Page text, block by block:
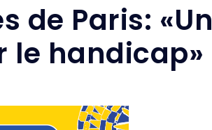
de Paris: «Un
le handicap»